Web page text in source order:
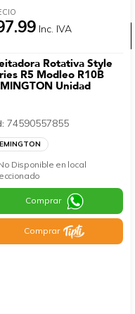
Ver categorías
Inc. IVA
Rotativa Style
Modleo R10B
Unidad
74590557855
Disponible en local
Comprar
Comprar